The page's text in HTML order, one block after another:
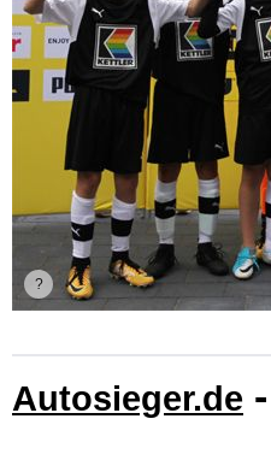
Autosieger.de